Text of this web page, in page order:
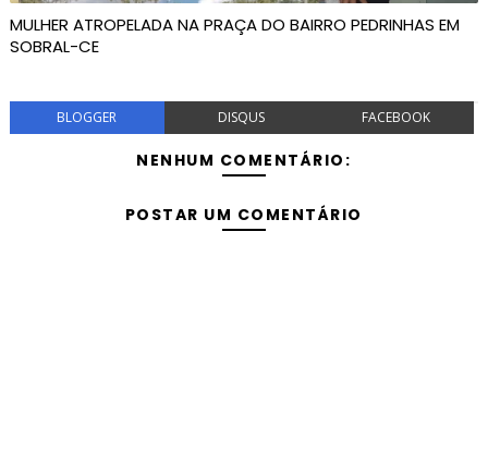
MULHER ATROPELADA NA PRAÇA DO BAIRRO PEDRINHAS EM
SOBRAL-CE
BLOGGER DISQUS FACEBOOK
NENHUM COMENTÁRIO:
POSTAR UM COMENTÁRIO